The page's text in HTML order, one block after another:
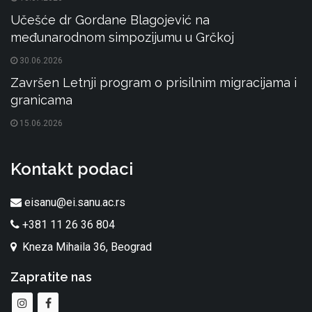
Učešće dr Gordane Blagojević na
međunarodnom simpozijumu u Grčkoj
30.06.2026
Završen Letnji program o prisilnim migracijama i
granicama
15.06.2026
Kontakt podaci
eisanu@ei.sanu.ac.rs
+381 11 26 36 804
Kneza Mihaila 36, Beograd
Zapratite nas